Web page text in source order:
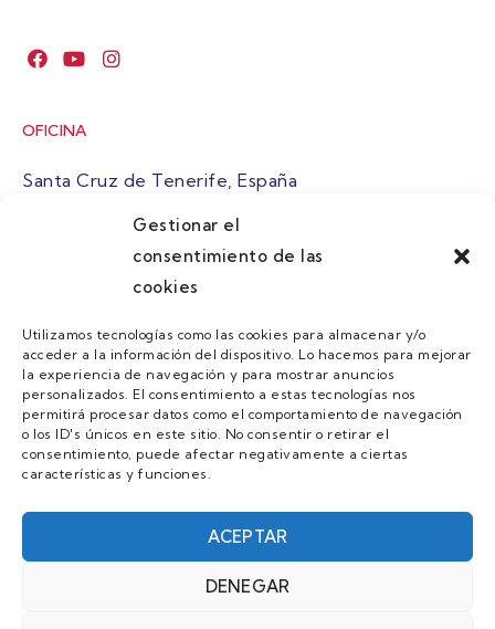
Gestionar el
consentimiento de las
cookies
Utilizamos tecnologías como las cookies para almacenar y/o
acceder a la información del dispositivo. Lo hacemos para mejorar
la experiencia de navegación y para mostrar anuncios
personalizados. El consentimiento a estas tecnologías nos
permitirá procesar datos como el comportamiento de navegación
o los ID's únicos en este sitio. No consentir o retirar el
consentimiento, puede afectar negativamente a ciertas
características y funciones.
ACEPTAR
DENEGAR
OFICINA
Santa Cruz de Tenerife, España
atuaire@grupoatuaire.com
+34 638765829
MENU
Quienes Somos
Guias
Contacto
Únete